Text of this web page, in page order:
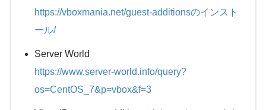
https://vboxmania.net/guest-additionsのインスト
ール/
Server World
https://www.server-world.info/query?
os=CentOS_7&p=vbox&f=3